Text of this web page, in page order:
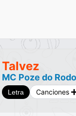
Talvez
MC Poze do Rodo
Letra Canciones